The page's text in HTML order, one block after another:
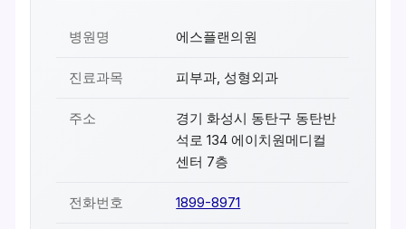
병원명 에스플랜의원
진료과목 피부과, 성형외과
주소
경기 화성시 동탄구 동탄반
석로 134 에이치원메디컬
센터 7층
전화번호 1899-8971